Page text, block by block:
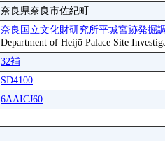
奈良県奈良市佐紀町
奈良国立文化財研究所平城宮跡発掘
Department of Heijō Palace Site
32補
SD4100
6AAICJ60